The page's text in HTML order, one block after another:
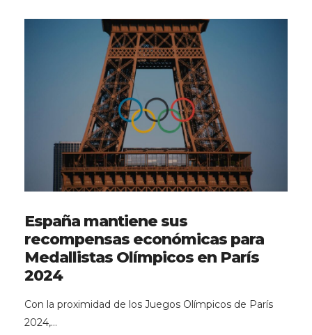
España mantiene sus
recompensas económicas para
Medallistas Olímpicos en París
2024
Con la proximidad de los Juegos Olímpicos de París
2024,…